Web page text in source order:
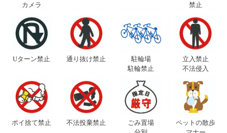
カメラ
禁止
Uターン禁止 通り抜け禁止
駐輪場
駐輪禁止
立入禁止
不法侵入
ポイ捨て禁止 不法投棄禁止
ごみ置場
ペットの散歩